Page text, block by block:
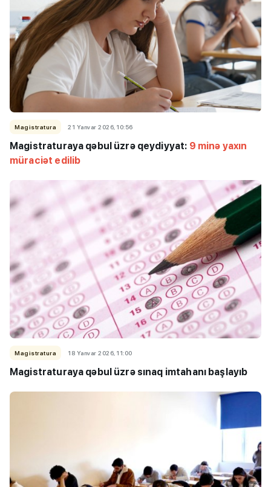
Magistratura 21 Yanvar 2026, 10:56
Magistraturaya qəbul üzrə qeydiyyat: 9 minə yaxın
müraciət edilib
Magistratura 18 Yanvar 2026, 11:00
Magistraturaya qəbul üzrə sınaq imtahanı başlayıb